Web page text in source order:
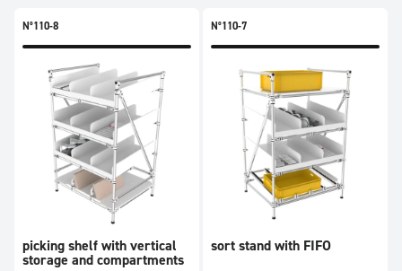
N°110-8
picking shelf with vertical
storage and compartments
N°110-7
sort stand with FIFO